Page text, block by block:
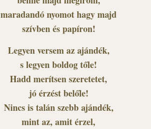
maradandó nyomot hagy majd
szívben és papíron!
Legyen versem az ajándék,
s legyen boldog tőle!
Hadd merítsen szeretetet,
jó érzést belőle!
Nincs is talán szebb ajándék,
mint az, amit érzel,